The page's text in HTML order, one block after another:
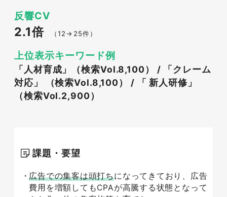
反響CV
2.1倍 （12→25件）
上位表示キーワード例
「人材育成」（検索Vol.8,100） / 「クレーム
対応」 （検索Vol.8,100） / 「 新人研修」
（検索Vol.2,900）
課題・要望
広告での集客は頭打ちになってきており、広告
費用を増額してもCPAが高騰する状態となって